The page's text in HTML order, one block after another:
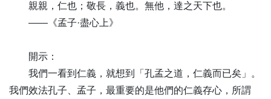
17
苦海無邊 早歸樂邦-全1集
18
慈父垂臂 接引眾生-全1集
20
21
拔生死於火坑 扇清涼於煩暑-全1集
22
觀自在菩薩 度一切苦厄-全1集
親親，仁也；敬長，義也。無他，達之天下也。
——《孟子·盡心上》
開示：
我們一看到仁義，就想到「孔孟之道，仁義而已矣」。
我們效法孔子、孟子，最重要的是他們的仁義存心，所謂